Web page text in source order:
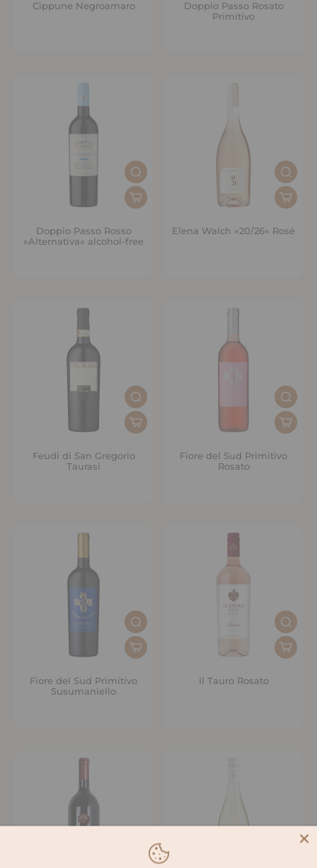
Cippune Negroamaro
Doppio Passo Rosato
Primitivo
Doppio Passo Rosso
»Alternativa« alcohol-free
Elena Walch »20/26« Rosé
Feudi di San Gregorio
Taurasi
Fiore del Sud Primitivo
Rosato
Fiore del Sud Primitivo
Susumaniello
Il Tauro Rosato